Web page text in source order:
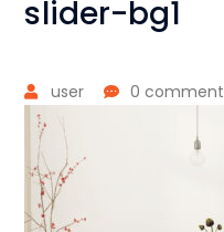
slider-bg1
user 0 comment